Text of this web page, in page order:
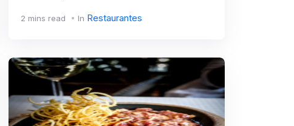
2 mins read In Restaurantes